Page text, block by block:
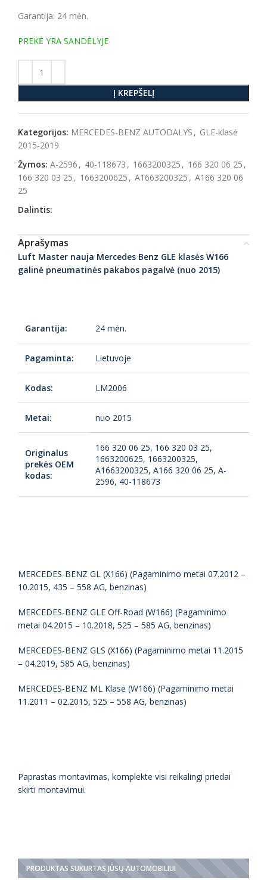
Garantija: 24 mėn.
PREKĖ YRA SANDĖLYJE
Į KREPŠELĮ
Kategorijos: MERCEDES-BENZ AUTODALYS , GLE-klasė
2015-2019
Žymos: A-2596 , 40-118673 , 1663200325 , 166 320 06 25 ,
166 320 03 25 , 1663200625 , A1663200325 , A166 320 06
25
Dalintis:
Aprašymas
Luft Master nauja Mercedes Benz GLE klasės W166
galinė pneumatinės pakabos pagalvė (nuo 2015)
Garantija: 24 mėn.
Pagaminta: Lietuvoje
Kodas: LM2006
Metai: nuo 2015
Originalus
prekės OEM
kodas:
166 320 06 25, 166 320 03 25,
1663200625, 1663200325,
A1663200325, A166 320 06 25, A-
2596, 40-118673
MERCEDES-BENZ GL (X166) (Pagaminimo metai 07.2012 –
10.2015, 435 – 558 AG, benzinas)
MERCEDES-BENZ GLE Off-Road (W166) (Pagaminimo
metai 04.2015 – 10.2018, 525 – 585 AG, benzinas)
MERCEDES-BENZ GLS (X166) (Pagaminimo metai 11.2015
– 04.2019, 585 AG, benzinas)
MERCEDES-BENZ ML Klasė (W166) (Pagaminimo metai
11.2011 – 02.2015, 525 – 558 AG, benzinas)
Paprastas montavimas, komplekte visi reikalingi priedai
skirti montavimui.
PRODUKTAS SUKURTAS JŪSŲ AUTOMOBILIUI